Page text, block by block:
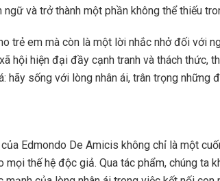
và trở thành một phần không thể thiếu
trẻ em mà còn là một lời nhắc nhở đối với
hội hiện đại đầy cạnh tranh và thách thức,
hãy sống với lòng nhân ái, trân trọng những
Edmondo De Amicis không chỉ là một
mọi thế hệ độc giả. Qua tác phẩm, chúng ta